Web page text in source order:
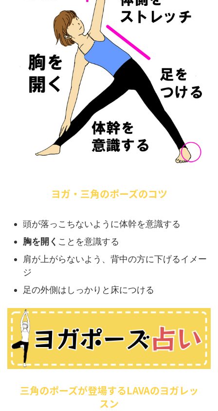
ヨガ・三角のポーズのコツ
頭が落っこちないように体幹を意識する
胸を開く ことを意識する
肩が上がらないよう、背中の方に下げるイメー
ジ
足の外側はしっかりと床につける
三角のポーズが登場するLAVAのヨガレッ
スン